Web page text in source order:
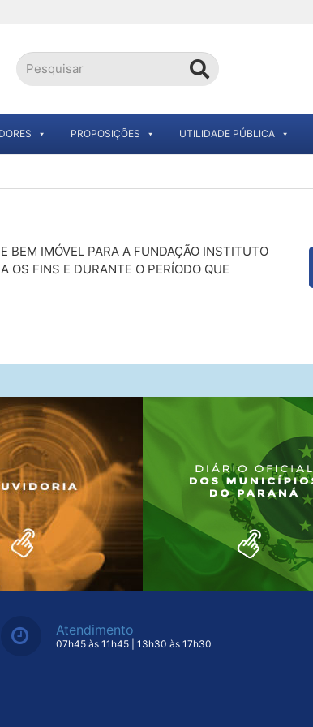
PROPOSIÇÕES UTILIDADE PÚBLICA
BEM IMÓVEL PARA A FUNDAÇÃO INSTITUTO
OS FINS E DURANTE O PERÍODO QUE
Atendimento
07h45 às 11h45 | 13h30 às 17h30